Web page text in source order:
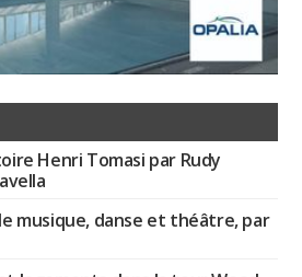
Henri Tomasi par Rudy
musique, danse et théâtre, par